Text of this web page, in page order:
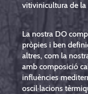
vitivinicultura de la
La nostra DO
pròpies i ben
altres, com la
amb composició
influències
oscil·lacions